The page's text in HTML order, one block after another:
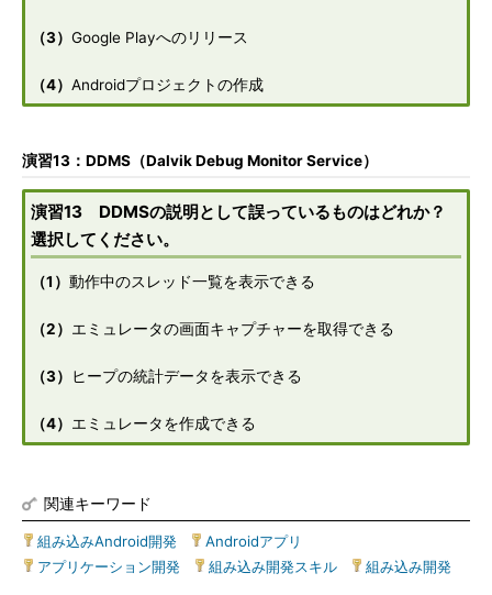
（3） Google Playへのリリース
（4） Androidプロジェクトの作成
演習13：DDMS（Dalvik Debug Monitor Service）
演習13 DDMSの説明として誤っているものはどれか？
選択してください。
（1） 動作中のスレッド一覧を表示できる
（2） エミュレータの画面キャプチャーを取得できる
（3） ヒープの統計データを表示できる
（4） エミュレータを作成できる
関連キーワード
組み込みAndroid開発 Androidアプリ
アプリケーション開発
組み込み開発スキル 組み込み開発